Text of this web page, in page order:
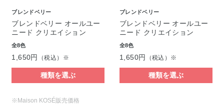
ブレンドベリー
ブレンドベリー オールユー
ニード クリエイション
全8色
1,650円 （税込）※
種類を選ぶ
ブレンドベリー
ブレンドベリー オールユー
ニード クリエイション
全8色
1,650円 （税込）※
種類を選ぶ
※Maison KOSÉ販売価格